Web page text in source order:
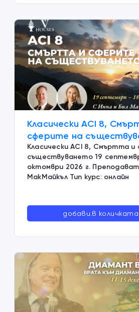
Класически ACI 8,
сферите на
Класически ACI 8, Смъртта и
съществуването 19
октомври 2026 г.
МакМайкъл Тип курс: онлайн
добави.в количката